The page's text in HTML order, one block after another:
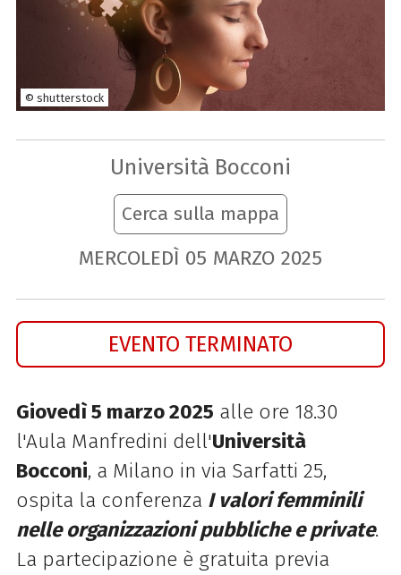
© shutterstock
Università Bocconi
Cerca sulla mappa
MERCOLEDÌ 05 MARZO 2025
EVENTO TERMINATO
Giovedì 5 marzo 2025 alle ore 18.30
l'Aula Manfredini dell'Università
Bocconi, a Milano in via Sarfatti 25,
ospita la conferenza I valori femminili
nelle organizzazioni pubbliche e private.
La partecipazione è gratuita previa